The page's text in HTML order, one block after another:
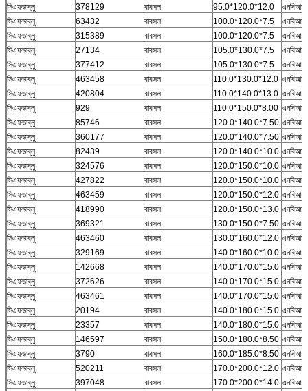
সিএফডাব্লু 378129 বাবসল 95.0*120.0*12.0
এনবিআর
সিএফডাব্লু
63432 বাবসল 100.0*120.0*7.5
এনবিআর
সিএফডাব্লু
315389 বাবসল 100.0*120.0*7.5
এনবিআর
সিএফডাব্লু
27134 বাবসল 105.0*130.0*7.5
এনবিআর
সিএফডাব্লু
377412 বাবসল 105.0*130.0*7.5
এনবিআর
সিএফডাব্লু
463458 বাবসল 110.0*130.0*12.0 এনবিআর
সিএফডাব্লু
420804 বাবসল 110.0*140.0*13.0 এনবিআর
সিএফডাব্লু
929 বাবসল 110.0*150.0*8.00 এনবিআর
সিএফডাব্লু
85746 বাবসল 120.0*140.0*7.50 এনবিআর
সিএফডাব্লু
360177 বাবসল 120.0*140.0*7.50 এনবিআর
সিএফডাব্লু
82439 বাবসল 120.0*140.0*10.0 এনবিআর
সিএফডাব্লু
324576 বাবসল 120.0*150.0*10.0 এনবিআর
সিএফডাব্লু
427822 বাবসল 120.0*150.0*10.0 এনবিআর
সিএফডাব্লু
463459 বাবসল 120.0*150.0*12.0 এনবিআর
সিএফডাব্লু
418990 বাবসল 120.0*150.0*13.0 এনবিআর
সিএফডাব্লু
369321 বাবসল 130.0*150.0*7.50 এনবিআর
সিএফডাব্লু
463460 বাবসল 130.0*160.0*12.0 এনবিআর
সিএফডাব্লু
329169 বাবসল 140.0*160.0*10.0 এনবিআর
সিএফডাব্লু
142668 বাবসল 140.0*170.0*15.0 এনবিআর
সিএফডাব্লু
372626 বাবসল 140.0*170.0*15.0 এনবিআর
সিএফডাব্লু
463461 বাবসল 140.0*170.0*15.0 এনবিআর
সিএফডাব্লু
20194 বাবসল 140.0*180.0*15.0 এনবিআর
সিএফডাব্লু
23357 বাবসল 140.0*180.0*15.0 এনবিআর
সিএফডাব্লু
146597 বাবসল 150.0*180.0*8.50 এনবিআর
সিএফডাব্লু
3790 বাবসল 160.0*185.0*8.50 এনবিআর
সিএফডাব্লু
520211 বাবসল 170.0*200.0*12.0 এনবিআর
সিএফডাব্লু
397048 বাবসল 170.0*200.0*14.0 এনবিআর